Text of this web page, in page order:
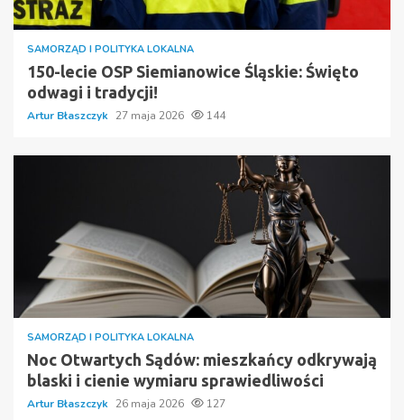
SAMORZĄD I POLITYKA LOKALNA
150-lecie OSP Siemianowice Śląskie: Święto
odwagi i tradycji!
Artur Błaszczyk 27 maja 2026 144
SAMORZĄD I POLITYKA LOKALNA
Noc Otwartych Sądów: mieszkańcy odkrywają
blaski i cienie wymiaru sprawiedliwości
Artur Błaszczyk 26 maja 2026 127